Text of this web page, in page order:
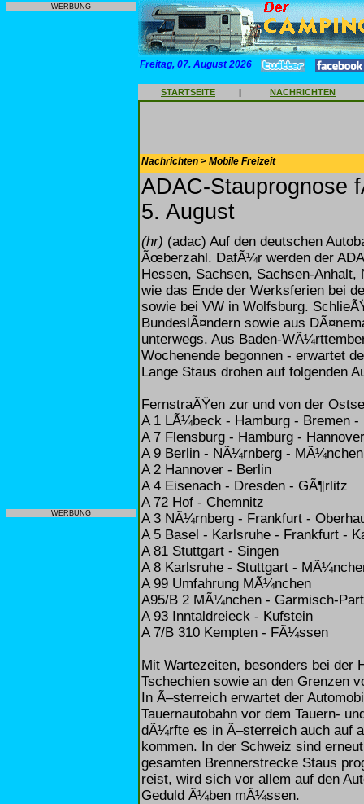
WERBUNG
WERBUNG
Freitag, 07. August 2026
STARTSEITE | NACHRICHTEN
Nachrichten > Mobile Freizeit
ADAC-Stauprognose
5. August
(hr) (adac) Auf den deutschen
Ãœberzahl. DafÃ¼r werden der
Hessen, Sachsen, Sachsen-
wie das Ende der Werksferien bei
sowie bei VW in Wolfsburg.
BundeslÃ¤ndern sowie aus
unterwegs. Aus Baden-
Wochenende begonnen - erwartet
Lange Staus drohen auf folgenden
FernstraÃŸen zur und von der
A 1 LÃ¼beck - Hamburg - Bremen -
A 7 Flensburg - Hamburg -
A 9 Berlin - NÃ¼rnberg - MÃ¼nchen
A 2 Hannover - Berlin
A 4 Eisenach - Dresden - GÃ¶rlitz
A 72 Hof - Chemnitz
A 3 NÃ¼rnberg - Frankfurt -
A 5 Basel - Karlsruhe - Frankfurt -
A 81 Stuttgart - Singen
A 8 Karlsruhe - Stuttgart -
A 99 Umfahrung MÃ¼nchen
A95/B 2 MÃ¼nchen - Garmisch-
A 93 Inntaldreieck - Kufstein
A 7/B 310 Kempten - FÃ¼ssen
Mit Wartezeiten, besonders bei der
Tschechien sowie an den Grenzen
In Ã–sterreich erwartet der
Tauernautobahn vor dem Tauern-
dÃ¼rfte es in Ã–sterreich auch auf
kommen. In der Schweiz sind
gesamten Brennerstrecke Staus
reist, wird sich vor allem auf den
Geduld Ã¼ben mÃ¼ssen.